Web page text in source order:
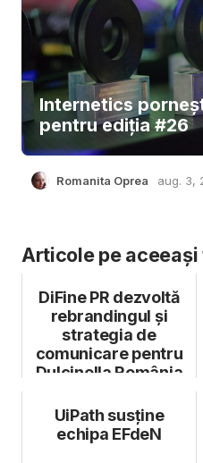
Internetics
pentru ediția #26
Romanita Oprea aug. 3,
Articole pe aceeași
DiFine PR dezvoltă
rebrandingul și
strategia de
comunicare pentru
Dulcinella România
UiPath susține
echipa EFdeN